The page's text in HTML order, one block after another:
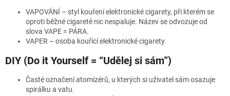
VAPOVÁNÍ – styl kouření elektronické cigarety, při kterém se
oproti běžné cigaretě nic nespaluje. Název se odvozuje od
slova VAPE = PÁRA.
VAPER – osoba kouřící elektronické cigarety
DIY (Do it Yourself = “Udělej si sám”)
Časté označení atomizérů, u kterých si uživatel sám osazuje
spirálku a vatu.